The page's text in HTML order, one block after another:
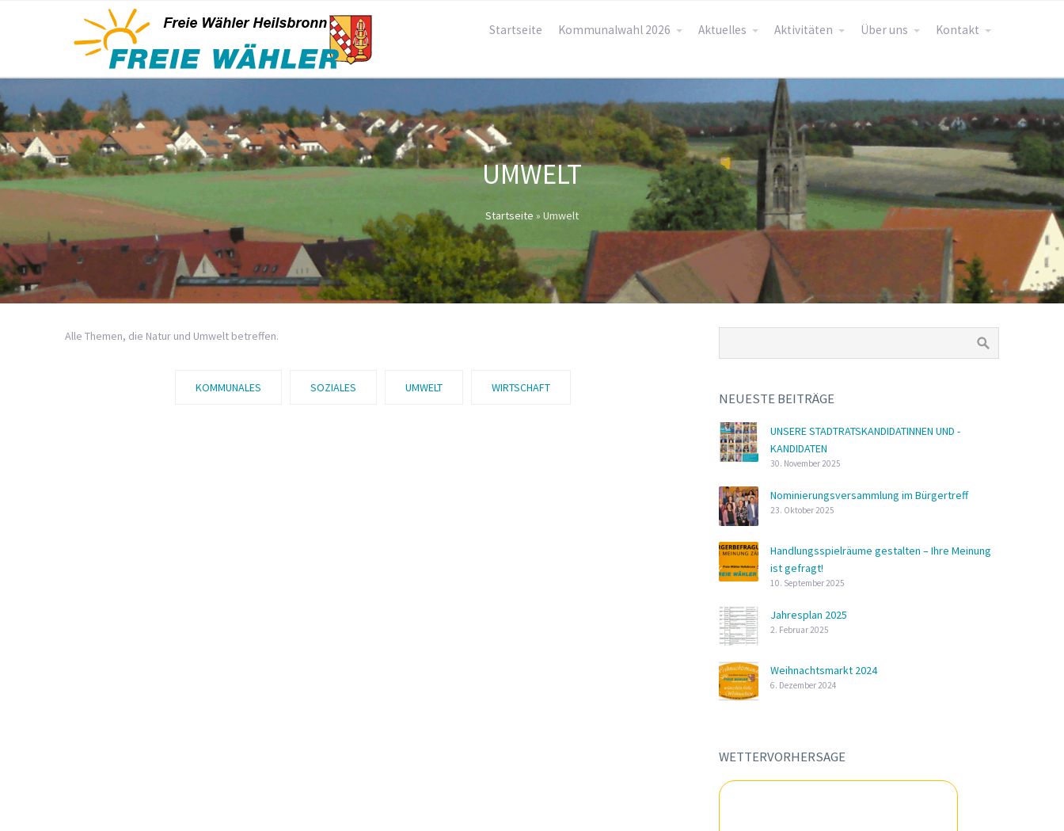
Startseite Kommunalwahl 2026 Aktuelles Aktivitäten Über uns Kontakt
UMWELT
Startseite » Umwelt
Alle Themen, die Natur und Umwelt betreffen.
KOMMUNALES SOZIALES UMWELT WIRTSCHAFT
NEUESTE BEITRÄGE
UNSERE STADTRATSKANDIDATINNEN UND -
KANDIDATEN
30. November 2025
Nominierungsversammlung im Bürgertreff
23. Oktober 2025
Handlungsspielräume gestalten – Ihre Meinung
ist gefragt!
10. September 2025
Jahresplan 2025
2. Februar 2025
Weihnachtsmarkt 2024
6. Dezember 2024
WETTERVORHERSAGE